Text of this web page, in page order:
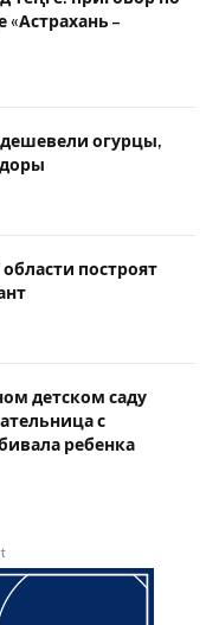
«Астрахань –
огурцы,
построят
детском саду
с
ребенка